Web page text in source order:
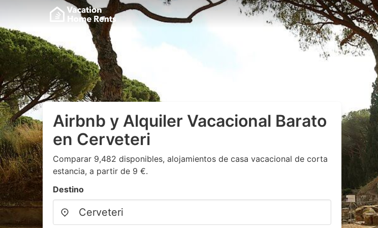
Airbnb y Alquiler Vacacional Barato
en Cerveteri
Comparar 9,482 disponibles, alojamientos de casa vacacional de corta
estancia, a partir de 9 €.
Destino